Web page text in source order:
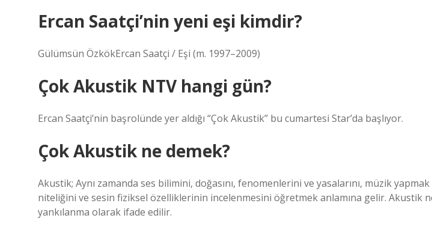
Ercan Saatçi’nin yeni eşi kimdir?
Gülümsün ÖzkökErcan Saatçi / Eşi (m. 1997–2009)
Çok Akustik NTV hangi gün?
Ercan Saatçi’nin başrolünde yer aldığı “Çok Akustik” bu cumartesi Star’da başlıyor.
Çok Akustik ne demek?
Akustik; Aynı zamanda ses bilimini, doğasını, fenomenlerini ve yasalarını, müzik
niteliğini ve sesin fiziksel özelliklerinin incelenmesini öğretmek anlamına gelir. Akustik
yankılanma olarak ifade edilir.